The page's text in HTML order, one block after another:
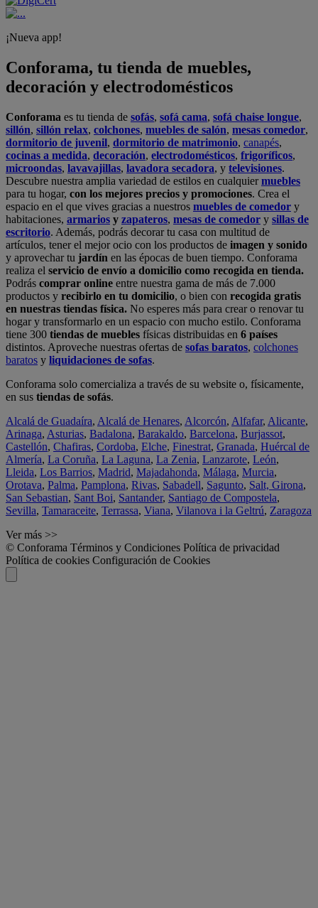
¡Nueva app!
Conforama, tu tienda de muebles,
decoración y electrodomésticos
Conforama es tu tienda de sofás, sofá cama, sofá chaise longue,
sillón, sillón relax, colchones, muebles de salón, mesas comedor,
dormitorio de juvenil, dormitorio de matrimonio, canapés,
cocinas a medida, decoración, electrodomésticos, frigoríficos,
microondas, lavavajillas, lavadora secadora, y televisiones.
Descubre nuestra amplia variedad de estilos en cualquiermuebles
para tu hogar, con los mejores precios y promociones. Crea el
espacio en el que vives gracias a nuestros muebles de comedor y
habitaciones, armarios y zapateros, mesas de comedor y sillas de
escritorio. Además, podrás decorar tu casa con multitud de
artículos, tener el mejor ocio con los productos de imagen y sonido
y aprovechar tu jardín en las épocas de buen tiempo. Conforama
realiza el servicio de envío a domicilio como recogida en tienda.
Podrás comprar online entre nuestra gama de más de 7.000
productos y recibirlo en tu domicilio, o bien con recogida gratis
en nuestras tiendas física. No esperes más para crear o renovar tu
hogar y transformarlo en un espacio con mucho estilo. Conforama
tiene 300 tiendas de muebles físicas distribuidas en 6 países
distintos. Aproveche nuestras ofertas de sofas baratos, colchones
baratos y liquidaciones de sofas.
Conforama solo comercializa a través de su website o, físicamente,
en sus tiendas de sofás.
Alcalá de Guadaíra, Alcalá de Henares, Alcorcón, Alfafar, Alicante,
Arinaga, Asturias, Badalona, Barakaldo, Barcelona, Burjassot,
Castellón, Chafiras, Cordoba, Elche, Finestrat, Granada, Huércal de
Almería, La Coruña, La Laguna, La Zenia, Lanzarote, León,
Lleida, Los Barrios, Madrid, Majadahonda, Málaga, Murcia,
Orotava, Palma, Pamplona, Rivas, Sabadell, Sagunto, Salt, Girona,
San Sebastian, Sant Boi, Santander, Santiago de Compostela,
Sevilla, Tamaraceite, Terrassa, Viana, Vilanova i la Geltrú, Zaragoza
Ver más >>
© Conforama Términos y Condiciones Política de privacidad
Política de cookies Configuración de Cookies